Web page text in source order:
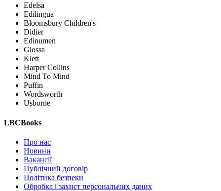
Edelsa
Edilingua
Bloomsbury Children's
Didier
Edinumen
Glossa
Klett
Harper Collins
Mind To Mind
Puffin
Wordsworth
Usborne
LBCBooks
Про нас
Новини
Вакансії
Публічний договір
Політика безпеки
Обробка і захист персональних даних